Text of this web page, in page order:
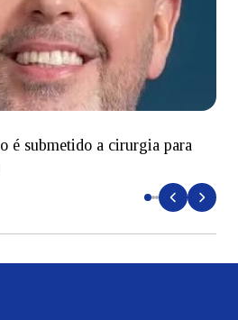
é submetido a cirurgia para